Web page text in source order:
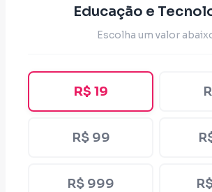
Educação e
Escolha um valor
R$ 19
R$ 99
R$ 999